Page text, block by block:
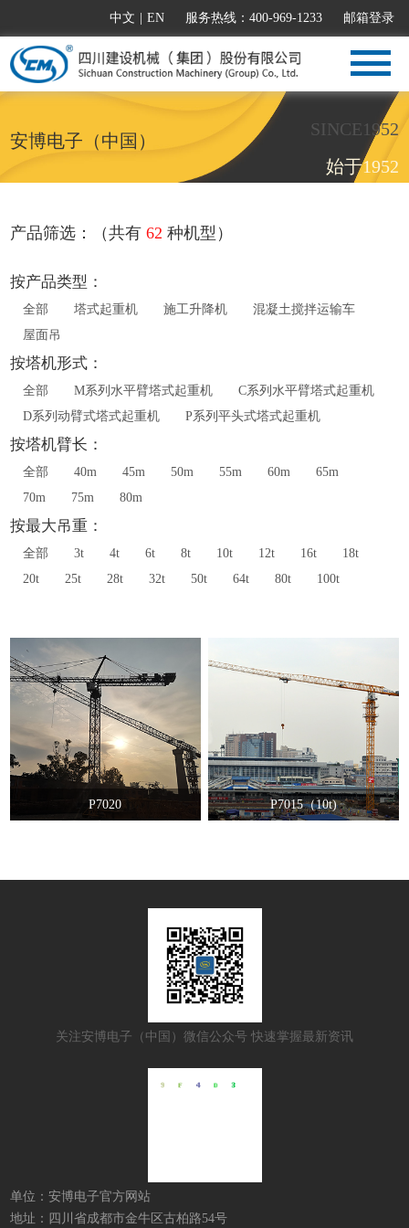
中文 EN 服务热线：400-969-1233 邮箱登录
安博电子（中国）
SINCE1952
始于1952
产品筛选：（共有62 种机型）
按产品类型：
全部 塔式起重机 施工升降机
混凝土搅拌运输车
屋面吊
按塔机形式：
全部 M系列水平臂塔式起重机
C系列水平臂塔式起重机
D系列动臂式塔式起重机
P系列平头式塔式起重机
按塔机臂长：
全部 40m 45m 50m 55m 60m
65m
70m
75m 80m
按最大吊重：
全部 3t 4t 6t 8t 10t 12t 16t
18t
20t
25t 28t 32t 50t 64t 80t 100t
P7020 P7015（10t)
关注安博电子（中国）微信公众号 快速掌握最新资讯
单位：安博电子官方网站
地址：四川省成都市金牛区古柏路54号